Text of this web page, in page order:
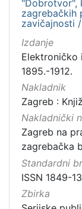
"Dobrotvor",
zagrebačkih
zavičajnosti
Izdanje
Elektroničko
1895.-1912.
Nakladnik
Zagreb :
Nakladnički
Zagreb na
zagrebačka
Standardni
ISSN 1849-
Zbirka